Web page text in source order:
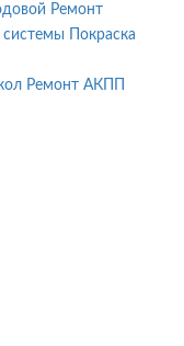
Ремонт
системы
Покраска
Ремонт АКПП